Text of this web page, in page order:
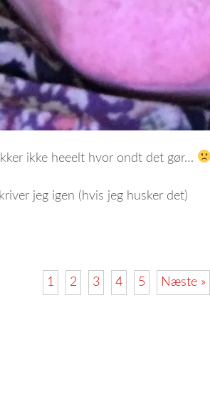
ikke heeelt hvor ondt det gør…
jeg igen (hvis jeg husker det)
1 2 3 4 5 Næste »